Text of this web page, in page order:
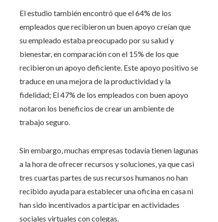
El estudio también encontró que el 64% de los
empleados que recibieron un buen apoyo creían que
su empleado estaba preocupado por su salud y
bienestar, en comparación con el 15% de los que
recibieron un apoyo deficiente. Este apoyo positivo se
traduce en una mejora de la productividad y la
fidelidad; El 47% de los empleados con buen apoyo
notaron los beneficios de crear un ambiente de
trabajo seguro.
Sin embargo, muchas empresas todavía tienen lagunas
a la hora de ofrecer recursos y soluciones, ya que casi
tres cuartas partes de sus recursos humanos no han
recibido ayuda para establecer una oficina en casa ni
han sido incentivados a participar en actividades
sociales virtuales con colegas.